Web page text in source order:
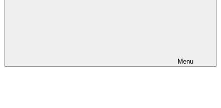
Menu